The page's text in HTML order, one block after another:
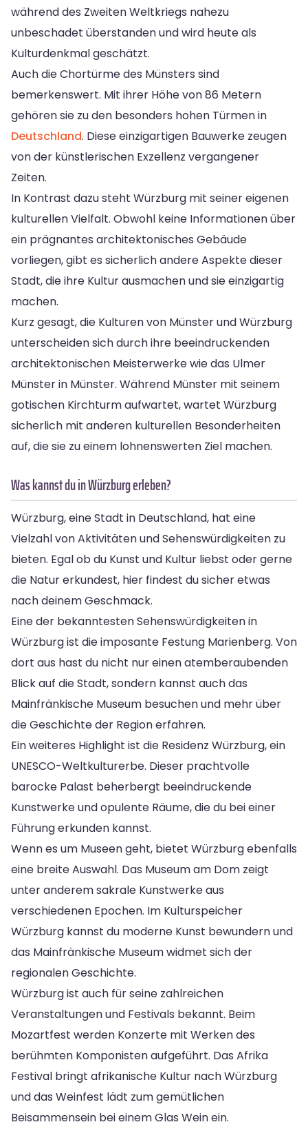
während des Zweiten Weltkriegs nahezu
unbeschadet überstanden und wird heute als
Kulturdenkmal geschätzt.
Auch die Chortürme des Münsters sind
bemerkenswert. Mit ihrer Höhe von 86 Metern
gehören sie zu den besonders hohen Türmen in
Deutschland. Diese einzigartigen Bauwerke zeugen
von der künstlerischen Exzellenz vergangener
Zeiten.
In Kontrast dazu steht Würzburg mit seiner eigenen
kulturellen Vielfalt. Obwohl keine Informationen über
ein prägnantes architektonisches Gebäude
vorliegen, gibt es sicherlich andere Aspekte dieser
Stadt, die ihre Kultur ausmachen und sie einzigartig
machen.
Kurz gesagt, die Kulturen von Münster und Würzburg
unterscheiden sich durch ihre beeindruckenden
architektonischen Meisterwerke wie das Ulmer
Münster in Münster. Während Münster mit seinem
gotischen Kirchturm aufwartet, wartet Würzburg
sicherlich mit anderen kulturellen Besonderheiten
auf, die sie zu einem lohnenswerten Ziel machen.
Was kannst du in Würzburg erleben?
Würzburg, eine Stadt in Deutschland, hat eine
Vielzahl von Aktivitäten und Sehenswürdigkeiten zu
bieten. Egal ob du Kunst und Kultur liebst oder gerne
die Natur erkundest, hier findest du sicher etwas
nach deinem Geschmack.
Eine der bekanntesten Sehenswürdigkeiten in
Würzburg ist die imposante Festung Marienberg. Von
dort aus hast du nicht nur einen atemberaubenden
Blick auf die Stadt, sondern kannst auch das
Mainfränkische Museum besuchen und mehr über
die Geschichte der Region erfahren.
Ein weiteres Highlight ist die Residenz Würzburg, ein
UNESCO-Weltkulturerbe. Dieser prachtvolle
barocke Palast beherbergt beeindruckende
Kunstwerke und opulente Räume, die du bei einer
Führung erkunden kannst.
Wenn es um Museen geht, bietet Würzburg ebenfalls
eine breite Auswahl. Das Museum am Dom zeigt
unter anderem sakrale Kunstwerke aus
verschiedenen Epochen. Im Kulturspeicher
Würzburg kannst du moderne Kunst bewundern und
das Mainfränkische Museum widmet sich der
regionalen Geschichte.
Würzburg ist auch für seine zahlreichen
Veranstaltungen und Festivals bekannt. Beim
Mozartfest werden Konzerte mit Werken des
berühmten Komponisten aufgeführt. Das Afrika
Festival bringt afrikanische Kultur nach Würzburg
und das Weinfest lädt zum gemütlichen
Beisammensein bei einem Glas Wein ein.